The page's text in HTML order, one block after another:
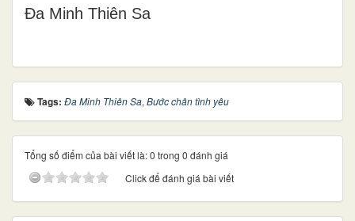
Đa Minh Thiên Sa
Tags: Đa Minh Thiên Sa, Bước chân tình yêu
Tổng số điểm của bài viết là: 0 trong 0 đánh giá
Click để đánh giá bài viết